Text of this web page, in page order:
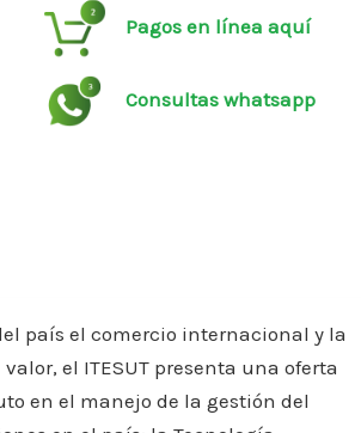
Pagos en línea aquí
Consultas whatsapp
país el comercio internacional y la
el ITESUT presenta una oferta
en el manejo de la gestión del